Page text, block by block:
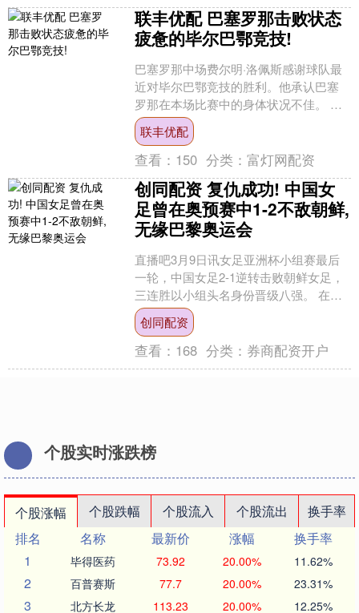
联丰优配 巴塞罗那击败状态
疲惫的毕尔巴鄂竞技!
巴塞罗那中场费尔明·洛佩斯感谢球队最
近对毕尔巴鄂竞技的胜利。他承认巴塞
罗那在本场比赛中的身体状况不佳。 巴
塞罗那刚刚踢完了2025/2026赛季西甲联
赛第27轮....
联丰优配
查看： 150 分类：富灯网配资
创同配资 复仇成功! 中国女
足曾在奥预赛中1-2不敌朝鲜,
无缘巴黎奥运会
直播吧3月9日讯女足亚洲杯小组赛最后
一轮，中国女足2-1逆转击败朝鲜女足，
三连胜以小组头名身份晋级八强。 在
2023年10月进行的奥运会预选赛首轮
中，中国女足曾....
创同配资
查看： 168 分类： 券商配资开户
个股实时涨跌榜
个股涨幅 个股跌幅 个股流入 个股流出
换手率
排名
名称 最新价 涨幅
换手率
1
毕得医药 73.92 20.00% 11.62%
2 百普赛斯 77.7 20.00% 23.31%
3 北方长龙 113.23 20.00% 12.25%